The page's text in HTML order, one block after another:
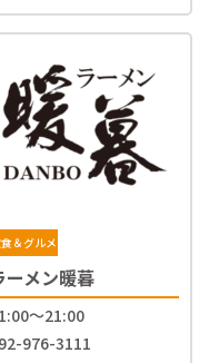
＆グルメ
ーメン暖暮
〜21:00
976-3111